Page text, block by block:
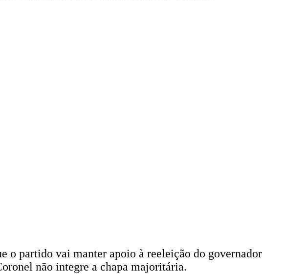
o partido vai manter apoio à reeleição do governador
não integre a chapa majoritária.